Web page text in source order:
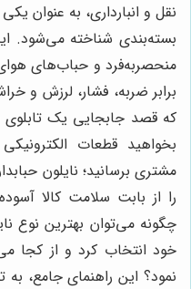
نقل و انبارداری، به عنوان
بسته‌بندی شناخته می‌شود.
منحصربه‌فرد و حباب‌های
برابر ضربه، فشار، لرزش و
که قصد جابجایی یک تابلوی
بخواهید قطعات
مشتری برسانید؛ نایلون
را از بابت سلامت کالا
چگونه می‌توان بهترین نوع
خود انتخاب کرد و از کجا
نمود؟ این راهنمای جامع،